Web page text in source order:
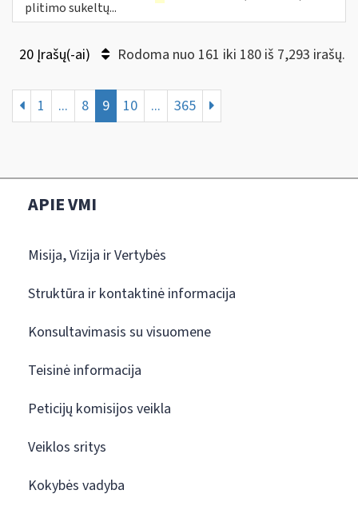
plitimo sukeltų...
20 Įrašų(-ai) Rodoma nuo 161 iki 180 iš 7,293 irašų.
1 ... 8 9 10 ... 365
APIE VMI
Misija, Vizija ir Vertybės
Struktūra ir kontaktinė informacija
Konsultavimasis su visuomene
Teisinė informacija
Peticijų komisijos veikla
Veiklos sritys
Kokybės vadyba